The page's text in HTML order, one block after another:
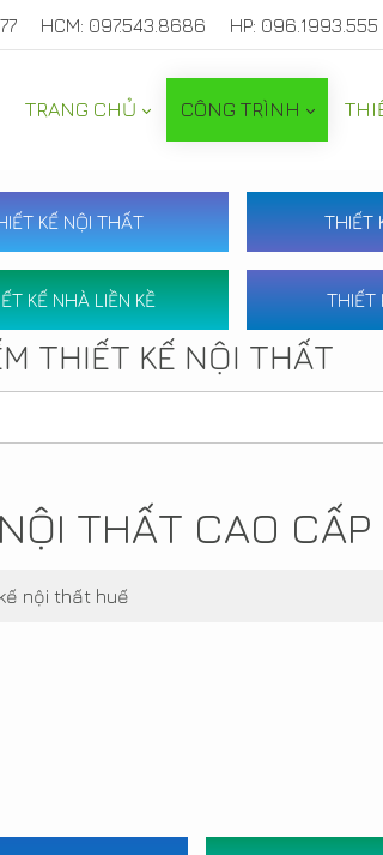
HCM: 097.543.8686 HP: 096.1993.555
TRANG CHỦ CÔNG TRÌNH
KẾ NỘI THẤT THIẾT
KẾ NHÀ LIỀN KỀ THIẾT
THIẾT KẾ NỘI THẤT
THẤT CAO CẤP
nội thất huế